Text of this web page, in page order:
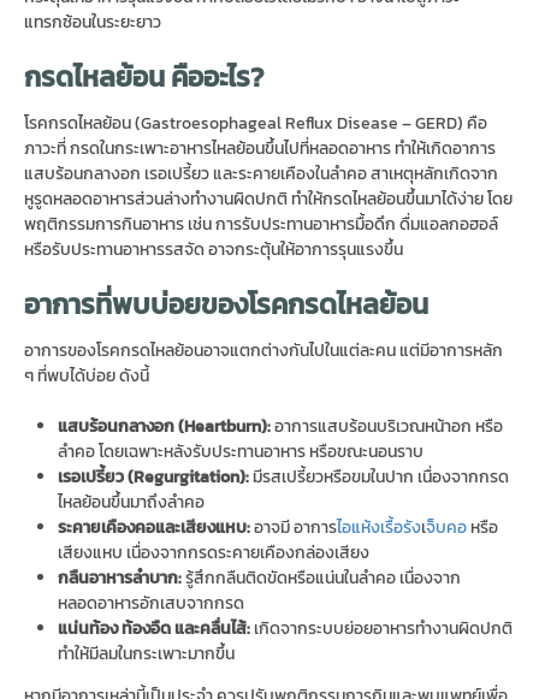
แทรกซ้อนในระยะยาว
กรดไหลย้อนคืออะไร?
โรคกรดไหลย้อน (Gastroesophageal Reflux Disease – GERD) คือ
ภาวะที่ กรดในกระเพาะอาหารไหลย้อนขึ้นไปที่หลอดอาหาร ทำให้เกิดอาการ
แสบร้อนกลางอก เรอเปรี้ยว และระคายเคืองในลำคอ สาเหตุหลักเกิดจาก
หูรูดหลอดอาหารส่วนล่างทำงานผิดปกติ ทำให้กรดไหลย้อนขึ้นมาได้ง่าย โดย
พฤติกรรมการกินอาหาร เช่น การรับประทานอาหารมื้อดึก ดื่มแอลกอฮอล์
หรือรับประทานอาหารรสจัด อาจกระตุ้นให้อาการรุนแรงขึ้น
อาการที่พบบ่อยของโรคกรดไหลย้อน
อาการของโรคกรดไหลย้อนอาจแตกต่างกันไปในแต่ละคน แต่มีอาการหลัก
ๆ ที่พบได้บ่อย ดังนี้
แสบร้อนกลางอก (Heartburn):อาการแสบร้อนบริเวณหน้าอก หรือ
ลำคอ โดยเฉพาะหลังรับประทานอาหาร หรือขณะนอนราบ
เรอเปรี้ยว (Regurgitation): มีรสเปรี้ยวหรือขมในปาก เนื่องจากกรด
ไหลย้อนขึ้นมาถึงลำคอ
ระคายเคืองคอและเสียงแหบ:อาจมี อาการไอแห้งเรื้อรังเจ็บคอ หรือ
เสียงแหบ เนื่องจากกรดระคายเคืองกล่องเสียง
กลืนอาหารลำบาก:รู้สึกกลืนติดขัดหรือแน่นในลำคอ เนื่องจาก
หลอดอาหารอักเสบจากกรด
แน่นท้อง ท้องอืด และคลื่นไส้: เกิดจากระบบย่อยอาหารทำงานผิดปกติ
ทำให้มีลมในกระเพาะมากขึ้น